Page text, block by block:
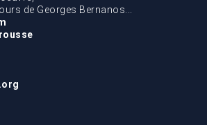
de Georges Bernanos...